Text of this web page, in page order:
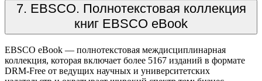
7. EBSCO. Полнотекстовая коллекция
книг EBSCO eBook
EBSCO eBook — полнотекстовая междисциплинарная
коллекция, которая включает более 5167 изданий в формате
DRM-Free от ведущих научных и университетских